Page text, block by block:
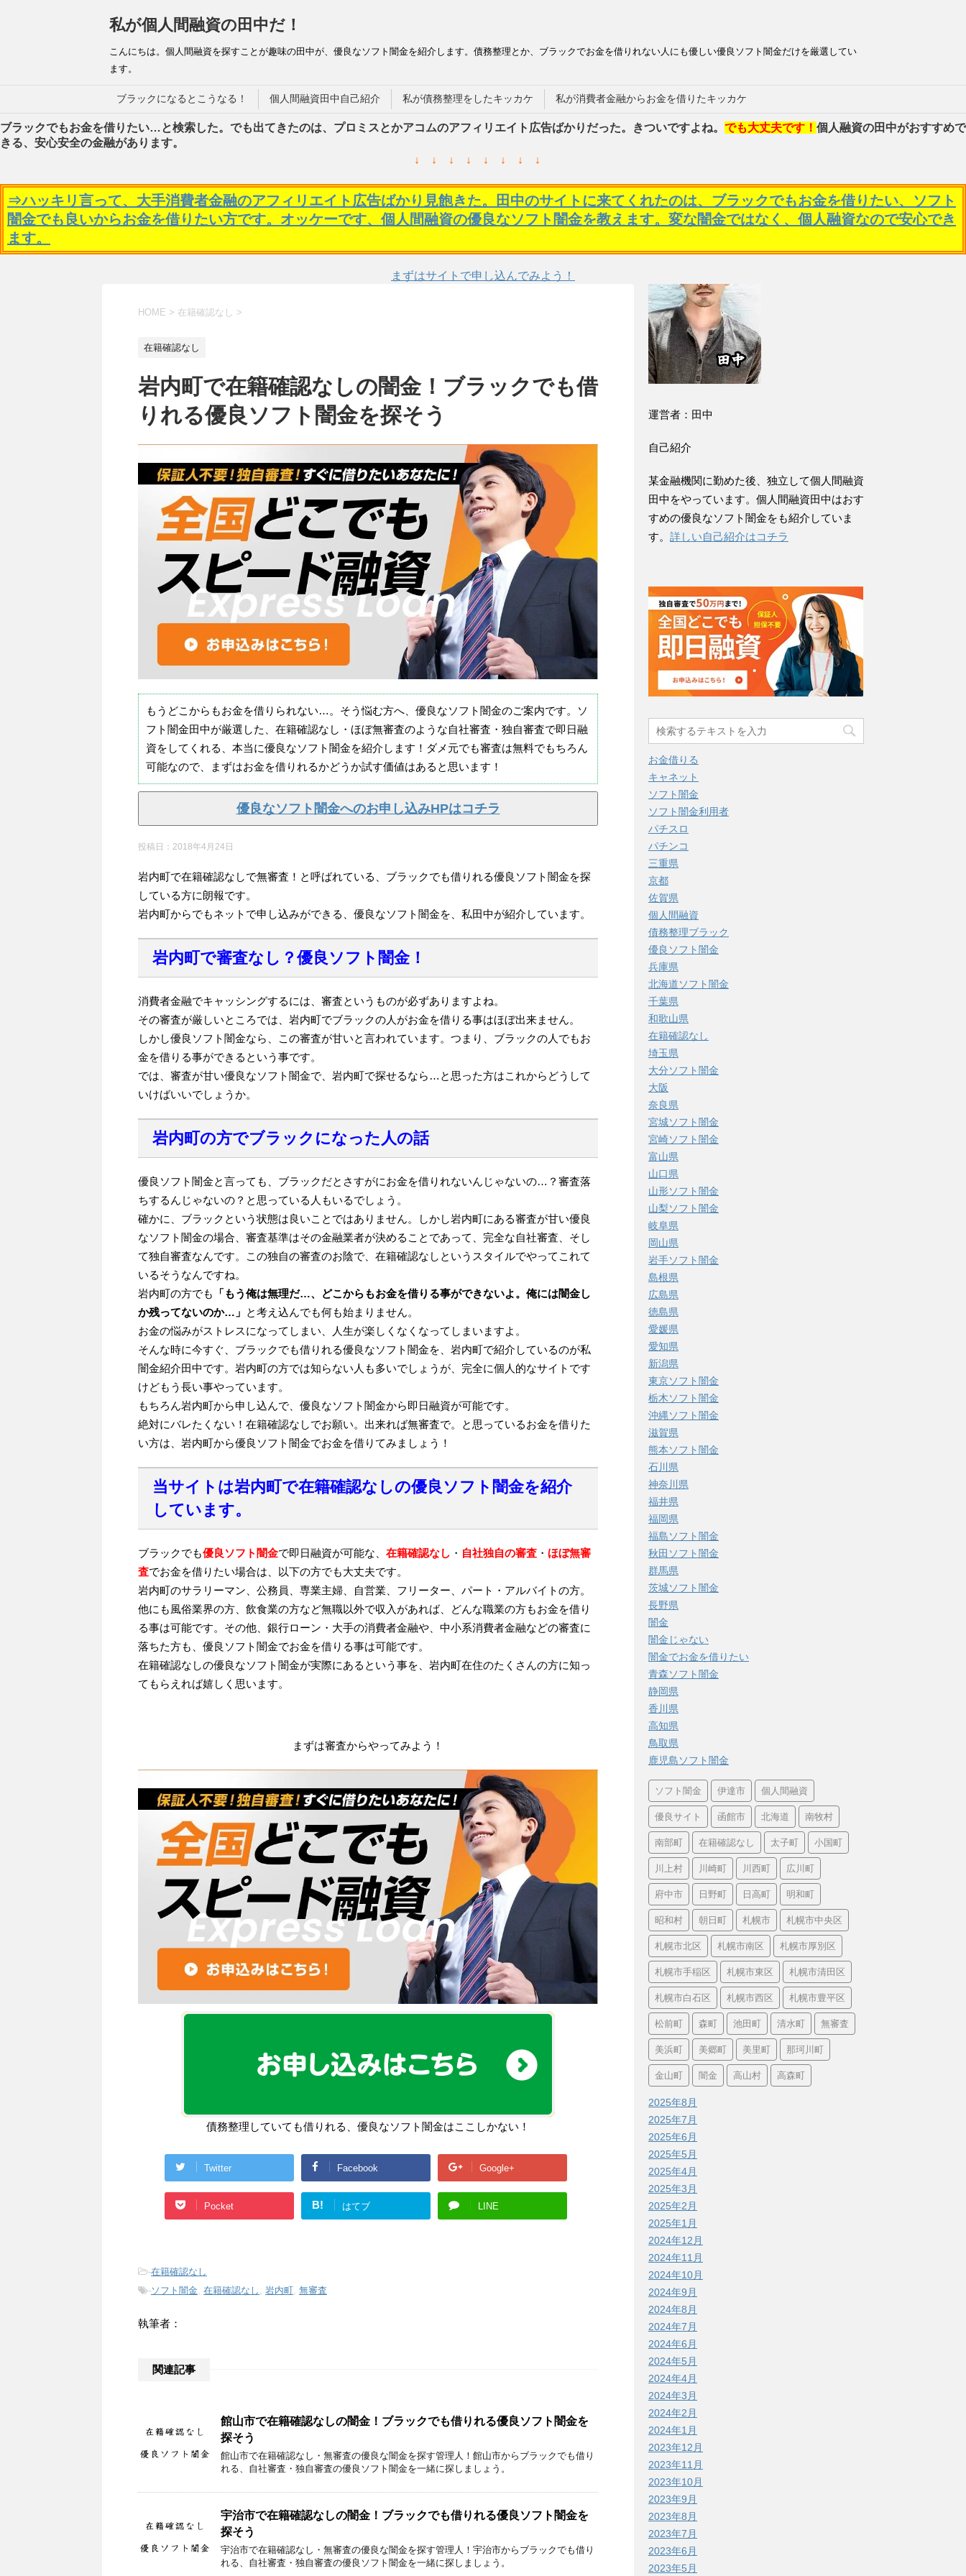
私が個人間融資の田中だ！
こんにちは。個人間融資を探すことが趣味の田中が、優良なソフト闇金を紹介します。債務整理とか、ブラックでお金を借りれない人にも優しい優良ソフト闇金だけを厳選してい
ます。
ブラックになるとこうなる！ 個人間融資田中自己紹介 私が債務整理をしたキッカケ 私が消費者金融からお金を借りたキッカケ
ブラックでもお金を借りたい…と検索した。でも出てきたのは、プロミスとかアコムのアフィリエイト広告ばかりだった。きついですよね。 でも大丈夫です！ 個人融資の田中がおすすめで
きる、安心安全の金融があります。
↓ ↓ ↓ ↓ ↓ ↓ ↓ ↓
⇒ハッキリ言って、大手消費者金融のアフィリエイト広告ばかり見飽きた。田中のサイトに来てくれたのは、ブラックでもお金を借りたい、ソフト
闇金でも良いからお金を借りたい方です。オッケーです、個人間融資の優良なソフト闇金を教えます。変な闇金ではなく、個人融資なので安心でき
ます。
まずはサイトで申し込んでみよう！
HOME > 在籍確認なし >
在籍確認なし
岩内町で在籍確認なしの闇金！ブラックでも借
りれる優良ソフト闇金を探そう
もうどこからもお金を借りられない…。そう悩む方へ、優良なソフト闇金のご案内です。ソ
フト闇金田中が厳選した、在籍確認なし・ほぼ無審査のような自社審査・独自審査で即日融
資をしてくれる、本当に優良なソフト闇金を紹介します！ダメ元でも審査は無料でもちろん
可能なので、まずはお金を借りれるかどうか試す価値はあると思います！
優良なソフト闇金へのお申し込みHPはコチラ
投稿日： 2018年4月24日
岩内町で在籍確認なしで無審査！と呼ばれている、ブラックでも借りれる優良ソフト闇金を探
している方に朗報です。
岩内町からでもネットで申し込みができる、優良なソフト闇金を、私田中が紹介しています。
岩内町で審査なし？優良ソフト闇金！
消費者金融でキャッシングするには、審査というものが必ずありますよね。
その審査が厳しいところでは、岩内町でブラックの人がお金を借りる事はほぼ出来ません。
しかし優良ソフト闇金なら、この審査が甘いと言われています。つまり、ブラックの人でもお
金を借りる事ができるという事です。
では、審査が甘い優良なソフト闇金で、岩内町で探せるなら…と思った方はこれからどうして
いけばいいでしょうか。
岩内町の方でブラックになった人の話
優良ソフト闇金と言っても、ブラックだとさすがにお金を借りれないんじゃないの…？審査落
ちするんじゃないの？と思っている人もいるでしょう。
確かに、ブラックという状態は良いことではありません。しかし岩内町にある審査が甘い優良
なソフト闇金の場合、審査基準はその金融業者が決めることであって、完全な自社審査、そし
て独自審査なんです。この独自の審査のお陰で、在籍確認なしというスタイルでやってこれて
いるそうなんですね。
岩内町の方でも
「もう俺は無理だ…、どこからもお金を借りる事ができないよ。俺には闇金し
か残ってないのか…」 と考え込んでも何も始まりません。
お金の悩みがストレスになってしまい、人生が楽しくなくなってしまいますよ。
そんな時に今すぐ、ブラックでも借りれる優良なソフト闇金を、岩内町で紹介しているのが私
闇金紹介田中です。岩内町の方では知らない人も多いでしょうが、完全に個人的なサイトです
けどもう長い事やっています。
もちろん岩内町から申し込んで、優良なソフト闇金から即日融資が可能です。
絶対にバレたくない！在籍確認なしでお願い。出来れば無審査で。と思っているお金を借りた
い方は、岩内町から優良ソフト闇金でお金を借りてみましょう！
当サイトは岩内町で在籍確認なしの優良ソフト闇金を紹介
しています。
ブラックでも優良ソフト闇金で即日融資が可能な、 在籍確認なし ・ 自社独自の審査 ・ ほぼ無審
査でお金を借りたい場合は、以下の方でも大丈夫です。
岩内町のサラリーマン、公務員、専業主婦、自営業、フリーター、パート・アルバイトの方。
他にも風俗業界の方、飲食業の方など無職以外で収入があれば、どんな職業の方もお金を借り
る事は可能です。その他、銀行ローン・大手の消費者金融や、中小系消費者金融などの審査に
落ちた方も、優良ソフト闇金でお金を借りる事は可能です。
在籍確認なしの優良なソフト闇金が実際にあるという事を、岩内町在住のたくさんの方に知っ
てもらえれば嬉しく思います。
まずは審査からやってみよう！
債務整理していても借りれる、優良なソフト闇金はここしかない！
Twitter Facebook Google+
Pocket B! はてブ LINE
-在籍確認なし
-ソフト闇金, 在籍確認なし , 岩内町, 無審査
執筆者：
関連記事
館山市で在籍確認なしの闇金！ブラックでも借りれる優良ソフト闇金を
探そう
館山市で在籍確認なし・無審査の優良な闇金を探す管理人！館山市からブラックでも借り
れる、自社審査・独自審査の優良ソフト闇金を一緒に探しましょう。
宇治市で在籍確認なしの闇金！ブラックでも借りれる優良ソフト闇金を
探そう
宇治市で在籍確認なし・無審査の優良な闇金を探す管理人！宇治市からブラックでも借り
れる、自社審査・独自審査の優良ソフト闇金を一緒に探しましょう。
運営者：田中
自己紹介
某金融機関に勤めた後、独立して個人間融資
田中をやっています。個人間融資田中はおす
すめの優良なソフト闇金をも紹介していま
す。 詳しい自己紹介はコチラ
お金借りる
キャネット
ソフト闇金
ソフト闇金利用者
パチスロ
パチンコ
三重県
京都
佐賀県
個人間融資
債務整理ブラック
優良ソフト闇金
兵庫県
北海道ソフト闇金
千葉県
和歌山県
在籍確認なし
埼玉県
大分ソフト闇金
大阪
奈良県
宮城ソフト闇金
宮崎ソフト闇金
富山県
山口県
山形ソフト闇金
山梨ソフト闇金
岐阜県
岡山県
岩手ソフト闇金
島根県
広島県
徳島県
愛媛県
愛知県
新潟県
東京ソフト闇金
栃木ソフト闇金
沖縄ソフト闇金
滋賀県
熊本ソフト闇金
石川県
神奈川県
福井県
福岡県
福島ソフト闇金
秋田ソフト闇金
群馬県
茨城ソフト闇金
長野県
闇金
闇金じゃない
闇金でお金を借りたい
青森ソフト闇金
静岡県
香川県
高知県
鳥取県
鹿児島ソフト闇金
ソフト闇金 伊達市 個人間融資
優良サイト 函館市 北海道 南牧村
南部町 在籍確認なし 太子町 小国町
川上村 川崎町 川西町 広川町
府中市 日野町 日高町 明和町
昭和村 朝日町 札幌市 札幌市中央区
札幌市北区 札幌市南区 札幌市厚別区
札幌市手稲区 札幌市東区 札幌市清田区
札幌市白石区 札幌市西区 札幌市豊平区
松前町 森町 池田町 清水町 無審査
美浜町 美郷町 美里町 那珂川町
金山町 闇金 高山村 高森町
2025年8月
2025年7月
2025年6月
2025年5月
2025年4月
2025年3月
2025年2月
2025年1月
2024年12月
2024年11月
2024年10月
2024年9月
2024年8月
2024年7月
2024年6月
2024年5月
2024年4月
2024年3月
2024年2月
2024年1月
2023年12月
2023年11月
2023年10月
2023年9月
2023年8月
2023年7月
2023年6月
2023年5月